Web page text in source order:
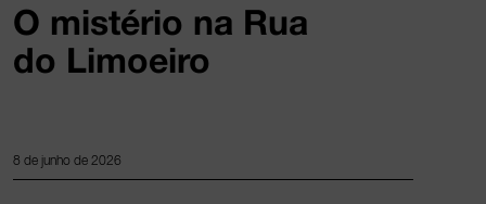
O mistério na Rua
do Limoeiro
8 de junho de 2026